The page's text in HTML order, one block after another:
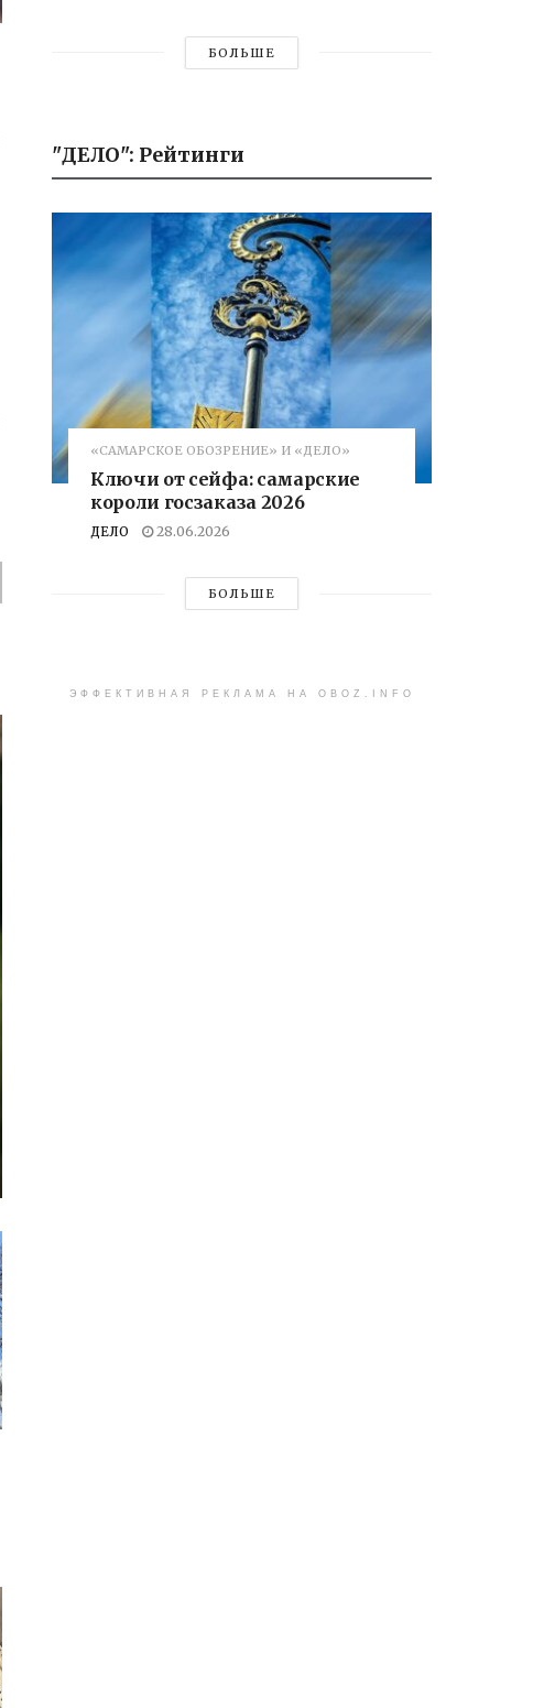
БОЛЬШЕ
"ДЕЛО": Рейтинги
«САМАРСКОЕ ОБОЗРЕНИЕ» И «ДЕЛО»
Ключи от сейфа: самарские
короли госзаказа 2026
ДЕЛО 28.06.2026
БОЛЬШЕ
ЭФФЕКТИВНАЯ РЕКЛАМА НА OBOZ.INFO